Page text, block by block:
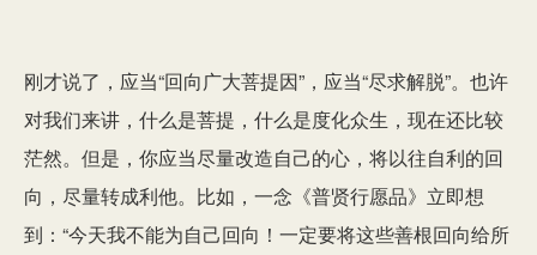
刚才说了，应当“回向广大菩提因”，应当“尽求解脱”。也许
对我们来讲，什么是菩提，什么是度化众生，现在还比较
茫然。但是，你应当尽量改造自己的心，将以往自利的回
向，尽量转成利他。比如，一念《普贤行愿品》立即想
到：“今天我不能为自己回向！一定要将这些善根回向给所